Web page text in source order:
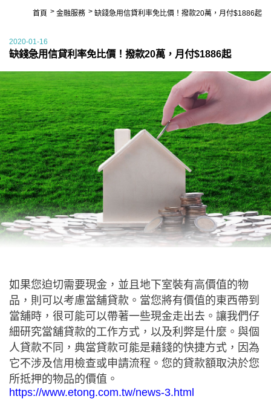
首頁 金融服務 缺錢急用信貸利率免比價！撥款20萬，月付$1886起
2020-01-16
缺錢急用信貸利率免比價！撥款20萬，月付$1886起
如果您迫切需要現金，並且地下室裝有高價值的物
品，則可以考慮當舖貸款。當您將有價值的東西帶到
當舖時，很可能可以帶著一些現金走出去。讓我們仔
細研究當舖貸款的工作方式，以及利弊是什麼。與個
人貸款不同，典當貸款可能是藉錢的快捷方式，因為
它不涉及信用檢查或申請流程。您的貸款額取決於您
所抵押的物品的價值。
https://www.etong.com.tw/news-3.html